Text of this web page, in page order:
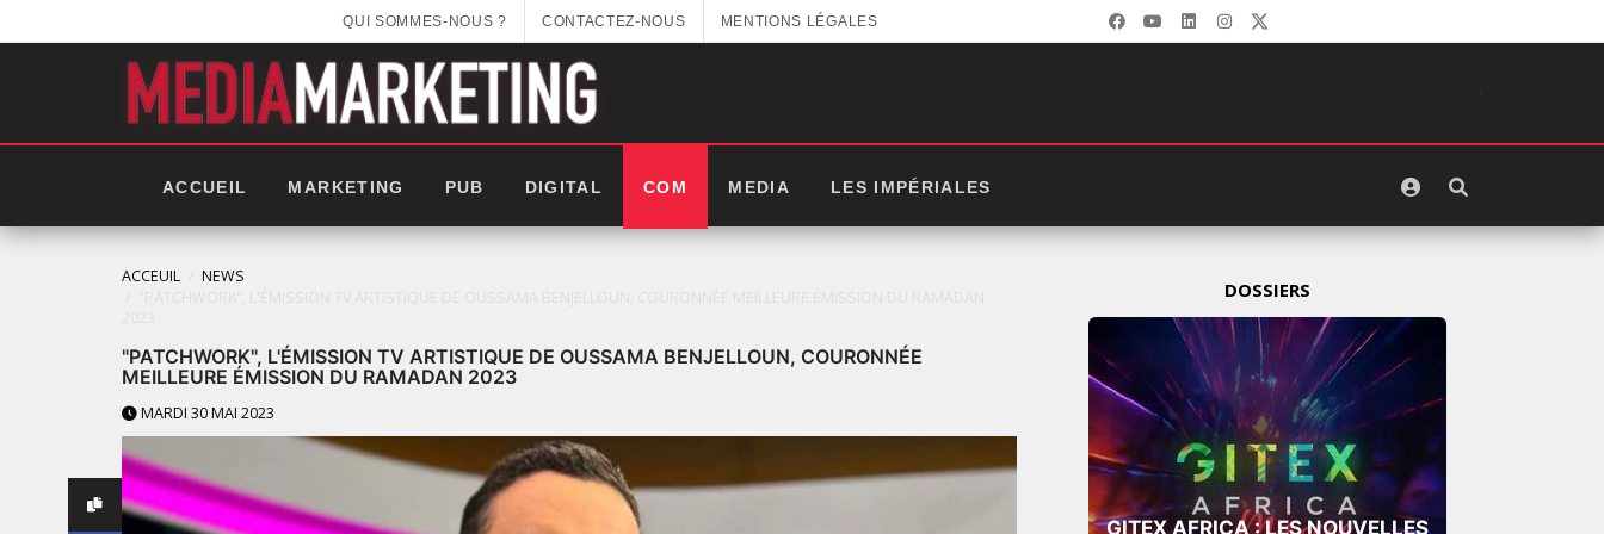
QUI SOMMES-NOUS ? CONTACTEZ-NOUS MENTIONS LÉGALES
ACCUEIL MARKETING PUB DIGITAL COM MEDIA LES IMPÉRIALES
ACCEUIL
NEWS
"PATCHWORK", L'ÉMISSION TV ARTISTIQUE DE OUSSAMA BENJELLOUN, COURONNÉE
MEILLEURE ÉMISSION DU RAMADAN 2023
MARDI 30 MAI 2023
DOSSIERS
LES IMPÉRIALES WEEK 2025:
GITEX AFRICA : LES NOUVELLES